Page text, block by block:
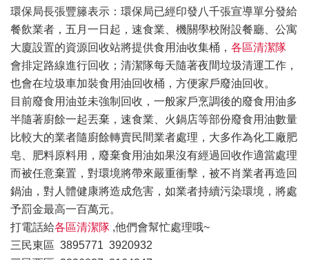
環保局長張豐籐表示：環保局已經印發八千張宣導單分發給
餐飲業者，五月一日起，速食業、機關學校附設餐廳、公寓
大廈設置的資源回收站將提供食用油收集桶， 各區清潔隊
會排定路線進行回收；清潔隊每天隨著夜間垃圾清運工作，
也會在垃圾車加裝食用油回收桶，方便家戶廢油回收。
目前廢食用油並未強制回收，一般家戶烹調後的廢食用油多
半隨著廚餘一起丟棄，速食業、火鍋店等部份廢食用油數量
比較大的業者隨廚餘轉賣民間業者處理，大多作為化工廠肥
皂、肥料原料用，廢棄食用油如果沒有經過回收作適當處理
而被任意棄置，對環境將帶來嚴重衝擊，被不肖業者再造回
鍋油，對人體健康將造成危害，如業者持續污染環境，將處
予罰金最高一百萬元。
打電話給各區清潔隊 ,他們會幫忙處理哦~
三民東區 3895771 3920932